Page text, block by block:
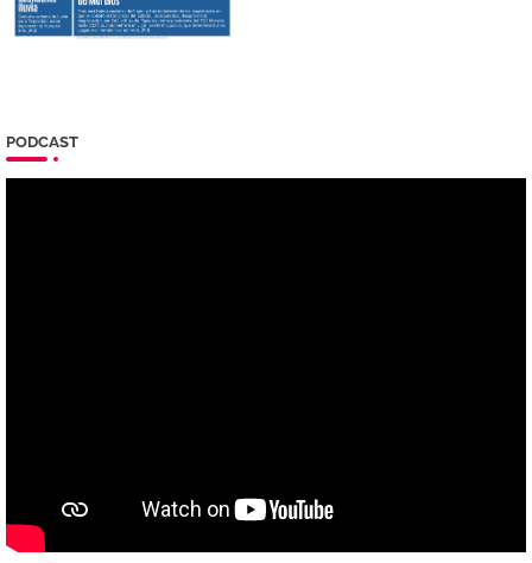
PODCAST